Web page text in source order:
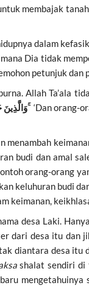
membajak
dalam
Dia tidak
petunjuk dan
Allah Ta’ala
وَالَّذِينَ جَاهَدُوا فِينَا لَنَهْدِيَنَّهُمْ سُبُلَنَا ۚ ‘Dan orang-
budi dan amal
orang-orang
keluhuran budi
keimanan,
desa Laki.
dari desa itu dan
diantara desa itu
shalat sendiri di
mengetahuinya